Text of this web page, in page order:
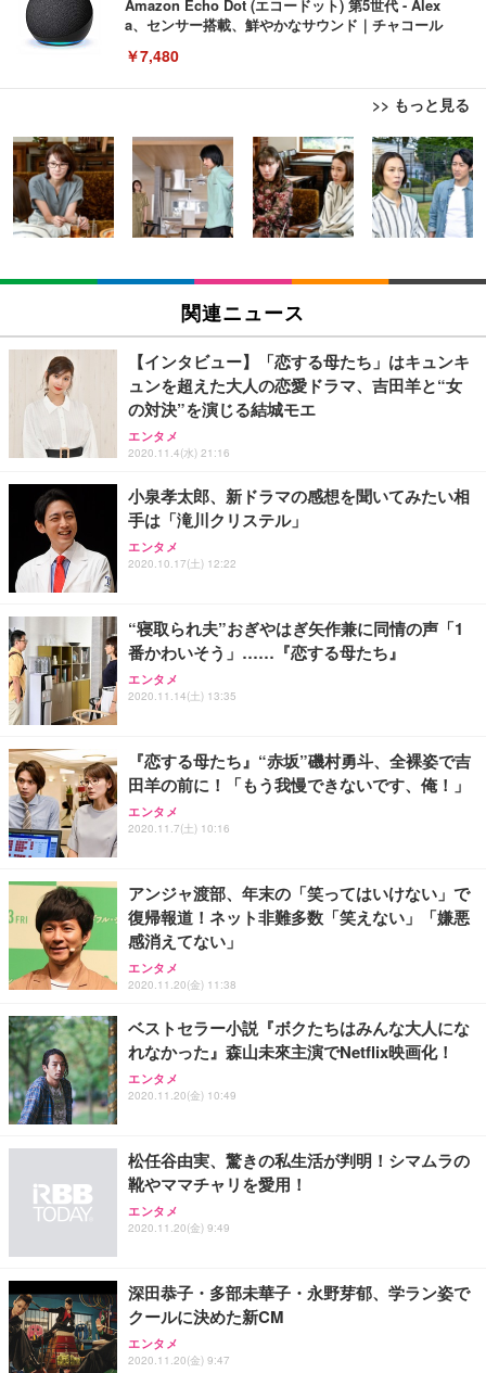
Amazon Echo Dot (エコードット) 第5世代 - Alex
a、センサー搭載、鮮やかなサウンド｜チャコール
￥7,480
>> もっと見る
[EdoErgo] オフィスチェア 椅子 テレワーク 疲れな
い 跳ね上げ式アームレスト コンパクト 約105度ロッ
キング pc 事務椅子 360度回転 座面昇降 強化ナイロ
ン樹脂ベース 通気性メッシュ 在宅ワーク H-WY01
(黒網+黒枠+黒足)
￥5,699
SIHOO B100 オフィスチェア／デスクチェア メッシ
ュチェア 人間工学 疲れない ブラック
￥27,999
Sezlife オフィスチェア デスクチェア 疲れない テレ
ワーク チェア 強化バックレスト 30度ロッキング機
能 人間工学 椅子 腰サポート 90度跳ね上げ式アーム
レスト 3Dヘッドレスト ハンガー付き 高反発クッシ
務用 おしゃれ パソコンチェア (ブラック)
Sezlife オフィスチェア デスクチェア 疲れない テレ
ワーク チェア 強化バックレスト 30度ロッキング機
能 人間工学 椅子 腰サポート 90度跳ね上げ式アーム
務用 おしゃれ パソコンチェア (ホワイト)
ANDWINT オフィスチェア デスクチェア 肘なし メ
ッシュ 通気性 ランバーサポート付き 腰サポート ガ
ス圧無段階昇降 360度回転 キャスター付き コンパク
EIZO ビジネス向けプレミアムモニター | FlexScan
EV3240X-WT | 31.5型4K UHD・USB Type-C・ホワ
イト
￥105,595
EIZO ビジネス向けプレミアムモニター | FlexScan
￥109,572
【純正品】27"ゲーミングモニター DualSense 充電
フック付き（CFI-ZDM1J）
￥49,979
【整備済み品】Dell E2724HS 27インチ 液晶モニタ
ー フルHD（1920×1080）VA 非光沢 HDMI/DisplayP
ort/VGA スピーカー内蔵 高さ調整 スイベル VESA対
【MiniLED/24.5inch/280Hz/FHD】GRAPHT THE S
HOOTER Gaming Monitor 24” Essential ゲーミン
グモニター QD 24.5インチ 1ms FHD 量子ドット 残
Amazonベーシック ペットシーツ 薄型 レギュラー 1
回使い捨て 無香料 ホワイト 300枚
￥3,373
Amazonベーシック ペットシーツ 厚型 ワイド 42枚
x2袋(84枚) ホワイト(吸収面:ライトブルー)
￥3,234
ネオ・ルーライフ ネオ・オムツ L 中型犬用 26枚入
り 単品
￥1,800
Smart Basic(スマートベーシック) 【Amazon.co.jp
限定】 Smart Basic アイリスオーヤマ ペットシーツ
超厚型 お徳用 ワイド 100枚入 (x 1) (ケース販売)
アイリスオーヤマ ペットシーツ 超厚型 お徳用 レギ
ュラー 200枚入【Amazon.co.jp限定】
関連ニュース
【インタビュー】「恋する母たち」はキュンキ
ュンを超えた大人の恋愛ドラマ、吉田羊と“女
の対決”を演じる結城モエ
エンタメ
2020.11.4(水) 21:16
小泉孝太郎、新ドラマの感想を聞いてみたい相
手は「滝川クリステル」
エンタメ
2020.10.17(土) 12:22
“寝取られ夫”おぎやはぎ矢作兼に同情の声「1
番かわいそう」……『恋する母たち』
エンタメ
2020.11.14(土) 13:35
『恋する母たち』“赤坂”磯村勇斗、全裸姿で吉
田羊の前に！「もう我慢できないです、俺！」
エンタメ
2020.11.7(土) 10:16
アンジャ渡部、年末の「笑ってはいけない」で
復帰報道！ネット非難多数「笑えない」「嫌悪
感消えてない」
エンタメ
2020.11.20(金) 11:38
ベストセラー小説『ボクたちはみんな大人にな
れなかった』森山未來主演でNetflix映画化！
エンタメ
2020.11.20(金) 10:49
松任谷由実、驚きの私生活が判明！シマムラの
靴やママチャリを愛用！
エンタメ
2020.11.20(金) 9:49
深田恭子・多部未華子・永野芽郁、学ラン姿で
クールに決めた新CM
エンタメ
2020.11.20(金) 9:47